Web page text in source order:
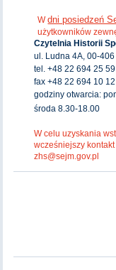
Wdni posiedzeń
użytkowników
Czytelnia Historii
ul. Ludna 4A, 00-
tel. +48 22 694 25 59
fax +48 22 694 10 12
godziny otwarcia:
środa 8.30-18.00
W celu uzyskania
wcześniejszy
zhs@sejm.gov.pl